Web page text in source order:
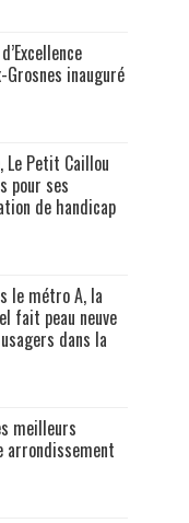
inauguré
Le Petit Caillou
pour ses
de handicap
le métro A, la
fait peau neuve
dans la
meilleurs
arrondissement